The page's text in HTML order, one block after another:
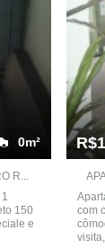
0m²
R...
150
e
com